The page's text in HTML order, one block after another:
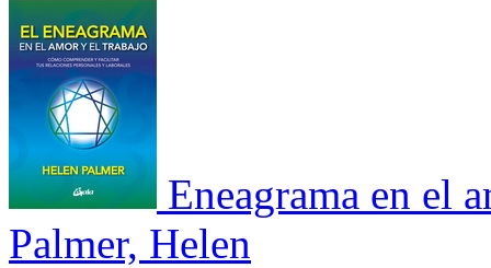
Eneagrama en el
Palmer, Helen